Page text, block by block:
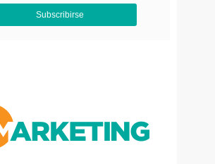
Aviso de Privacidad